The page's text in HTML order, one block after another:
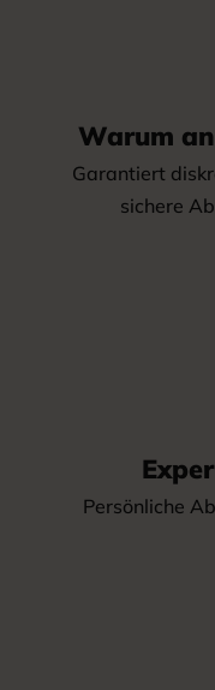
Warum
Garantiert
sichere
Persönliche